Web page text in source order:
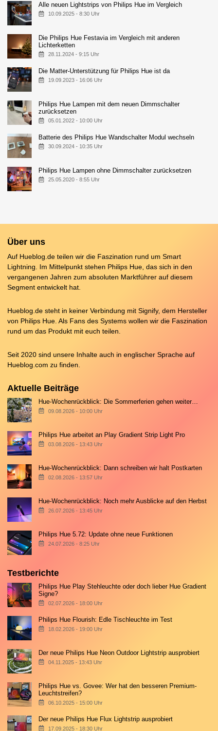
Alle neuen Lightstrips von Philips Hue im Vergleich
10.09.2025 - 8:30 Uhr
Die Philips Hue Festavia im Vergleich mit anderen
Lichterketten
28.11.2024 - 9:15 Uhr
Die Matter-Unterstützung für Philips Hue ist da
19.09.2023 - 16:06 Uhr
Philips Hue Lampen mit dem neuen Dimmschalter
zurücksetzen
05.01.2022 - 10:00 Uhr
Batterie des Philips Hue Wandschalter Modul wechseln
30.09.2024 - 10:35 Uhr
Philips Hue Lampen ohne Dimmschalter zurücksetzen
25.05.2020 - 8:55 Uhr
Über uns
Auf Hueblog.de teilen wir die Faszination rund um Smart
Lightning. Im Mittelpunkt stehen Philips Hue, das sich in den
vergangenen Jahren zum absoluten Marktführer auf diesem
Segment entwickelt hat.
Hueblog.de steht in keiner Verbindung mit Signify, dem Hersteller
von Philips Hue. Als Fans des Systems wollen wir die Faszination
rund um das Produkt mit euch teilen.
Seit 2020 sind unsere Inhalte auch in englischer Sprache auf
Hueblog.com zu finden.
Aktuelle Beiträge
Hue-Wochenrückblick: Die Sommerferien gehen weiter…
09.08.2026 - 10:00 Uhr
Philips Hue arbeitet an Play Gradient Strip Light Pro
03.08.2026 - 13:43 Uhr
Hue-Wochenrückblick: Dann schreiben wir halt Postkarten
02.08.2026 - 13:57 Uhr
Hue-Wochenrückblick: Noch mehr Ausblicke auf den Herbst
26.07.2026 - 13:45 Uhr
Philips Hue 5.72: Update ohne neue Funktionen
24.07.2026 - 8:25 Uhr
Testberichte
Philips Hue Play Stehleuchte oder doch lieber Hue Gradient
Signe?
02.07.2026 - 18:00 Uhr
Philips Hue Flourish: Edle Tischleuchte im Test
18.02.2026 - 19:00 Uhr
Der neue Philips Hue Neon Outdoor Lightstrip ausprobiert
04.11.2025 - 13:43 Uhr
Philips Hue vs. Govee: Wer hat den besseren Premium-
Leuchtstreifen?
06.10.2025 - 15:00 Uhr
Der neue Philips Hue Flux Lightstrip ausprobiert
17.09.2025 - 18:30 Uhr